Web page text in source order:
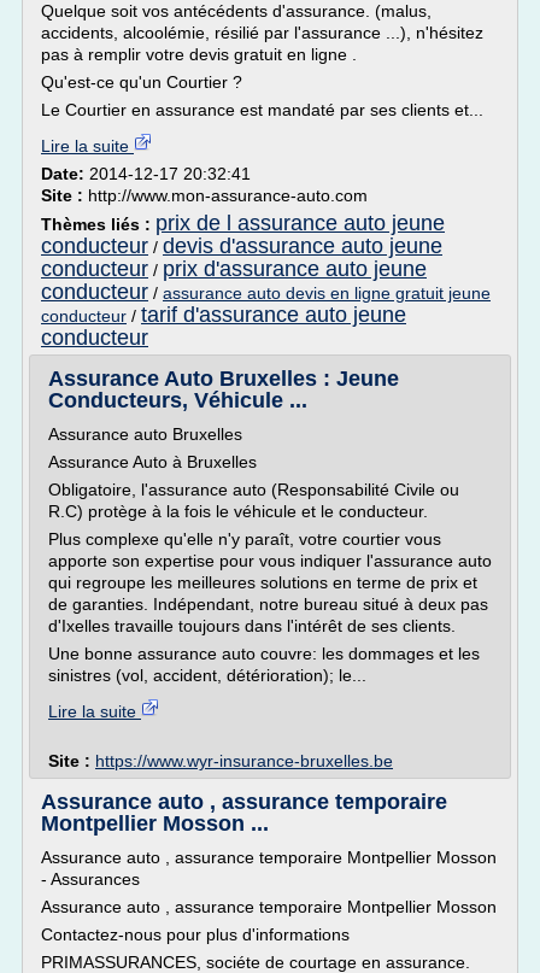
Quelque soit vos antécédents d'assurance. (malus,
accidents, alcoolémie, résilié par l'assurance ...), n'hésitez
pas à remplir votre devis gratuit en ligne .
Qu'est-ce qu'un Courtier ?
Le Courtier en assurance est mandaté par ses clients et...
Lire la suite
Date: 2014-12-17 20:32:41
Site : http://www.mon-assurance-auto.com
Thèmes liés : prix de l assurance auto jeune
conducteur / devis d'assurance auto jeune
conducteur / prix d'assurance auto jeune
conducteur / assurance auto devis en ligne gratuit jeune
conducteur / tarif d'assurance auto jeune
conducteur
Assurance Auto Bruxelles : Jeune
Conducteurs, Véhicule ...
Assurance auto Bruxelles
Assurance Auto à Bruxelles
Obligatoire, l'assurance auto (Responsabilité Civile ou
R.C) protège à la fois le véhicule et le conducteur.
Plus complexe qu'elle n'y paraît, votre courtier vous
apporte son expertise pour vous indiquer l'assurance auto
qui regroupe les meilleures solutions en terme de prix et
de garanties. Indépendant, notre bureau situé à deux pas
d'Ixelles travaille toujours dans l'intérêt de ses clients.
Une bonne assurance auto couvre: les dommages et les
sinistres (vol, accident, détérioration); le...
Lire la suite
Site : https://www.wyr-insurance-bruxelles.be
Assurance auto , assurance temporaire
Montpellier Mosson ...
Assurance auto , assurance temporaire Montpellier Mosson
- Assurances
Assurance auto , assurance temporaire Montpellier Mosson
Contactez-nous pour plus d'informations
PRIMASSURANCES, sociéte de courtage en assurance.